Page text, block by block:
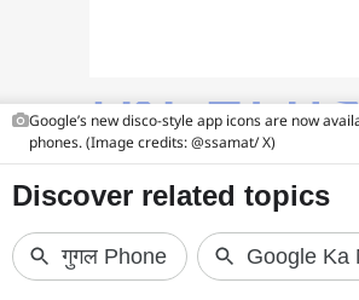
Google’s new disco-style app icons are now
phones. (Image credits: @ssamat/ X)